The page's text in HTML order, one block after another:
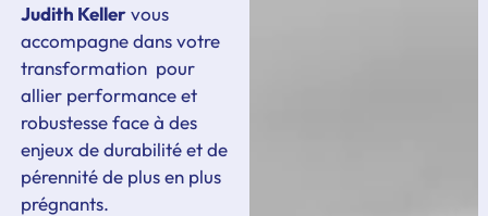
Judith Kellervous
accompagne dans votre
transformation pour
allier performance et
robustesse face à des
enjeux de durabilité et de
pérennité de plus en plus
prégnants.